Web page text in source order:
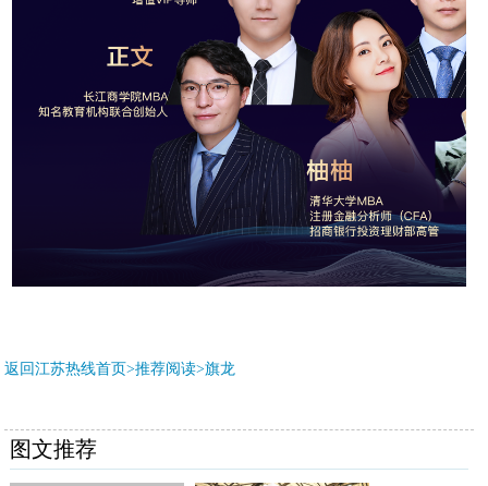
返回江苏热线首页>推荐阅读>旗龙
图文推荐